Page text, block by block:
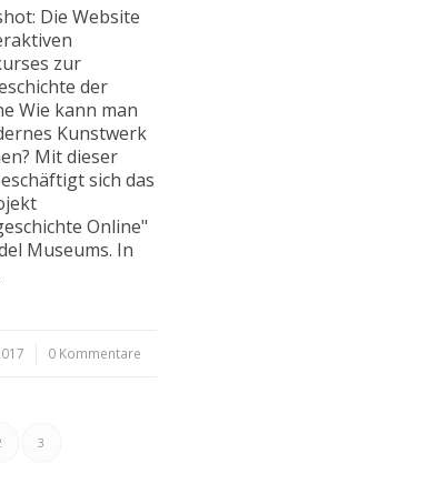
Die Website
zur
der
Wie kann man
Kunstwerk
Mit dieser
sich das
Online"
Museums. In
0 Kommentare
3